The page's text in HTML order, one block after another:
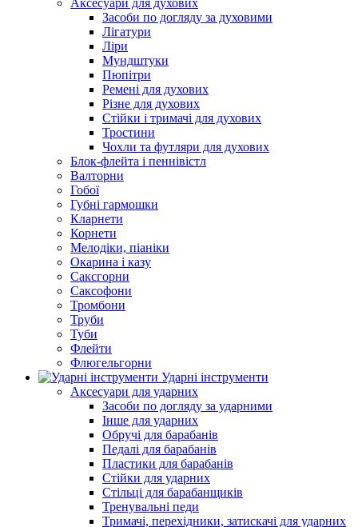
Аксесуари для духових
Засоби по догляду за духовими
Лігатури
Ліри
Мундштуки
Пюпітри
Ремені для духових
Різне для духових
Стійки і тримачі для духових
Тростини
Чохли та футляри для духових
Блок-флейта і пеннівістл
Валторни
Гобої
Губні гармошки
Кларнети
Корнети
Мелодіки, піаніки
Окарина і казу
Саксгорни
Саксофони
Тромбони
Труби
Туби
Флейти
Флюгельгорни
Ударні інструменти
Аксесуари для ударних
Засоби по догляду за ударними
Інше для ударних
Обручі для барабанів
Педалі для барабанів
Пластики для барабанів
Стійки для ударних
Стільці для барабанщиків
Тренувальні педи
Тримачі, перехідники, затискачі для ударних